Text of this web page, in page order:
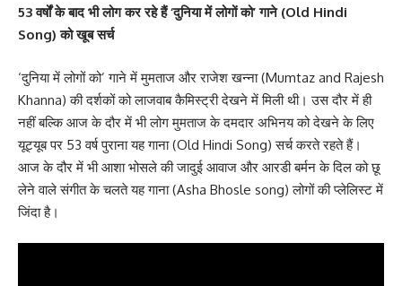
53 वर्षों के बाद भी लोग कर रहे हैं ‘दुनिया में लोगों को’ गाने (Old Hindi
Song) को खूब सर्च
‘दुनिया में लोगों को’ गाने में मुमताज और राजेश खन्ना (Mumtaz and Rajesh
Khanna) की दर्शकों को लाजवाब कैमिस्ट्री देखने में मिली थी। उस दौर में ही
नहीं बल्कि आज के दौर में भी लोग मुमताज के दमदार अभिनय को देखने के लिए
यूट्यूब पर 53 वर्ष पुराना यह गाना (Old Hindi Song) सर्च करते रहते हैं।
आज के दौर में भी आशा भोसले की जादुई आवाज और आरडी बर्मन के दिल को छू
लेने वाले संगीत के चलते यह गाना (Asha Bhosle song) लोगों की प्लेलिस्ट में
जिंदा है।